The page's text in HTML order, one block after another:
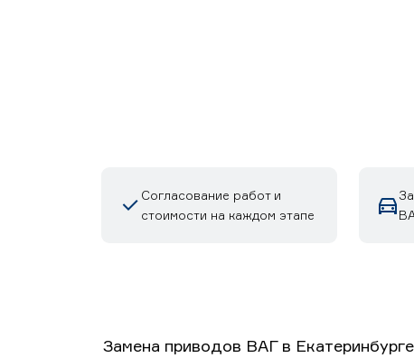
Согласование работ и
стоимости на каждом этапе
Замена приводов ВАГ в